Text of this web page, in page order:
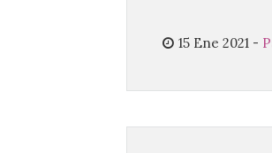
15 Ene 2021 -